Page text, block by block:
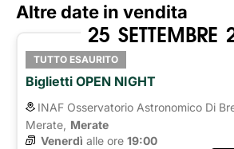
Altre date in vendita
25 SETTEMBRE
TUTTO ESAURITO
Biglietti OPEN NIGHT
INAF Osservatorio Astronomico Di
Merate, Merate
Venerdì alle ore 19:00